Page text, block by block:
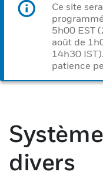
Ce site
5h00 EST
août de
14h30
patience
divers